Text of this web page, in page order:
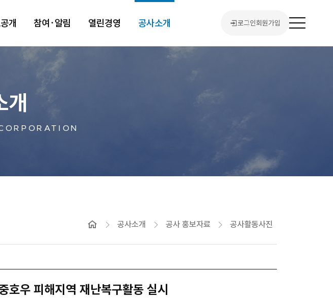
개 참여·알림 열린경영 공사소개 로그인회원가입
전
메
개
공사소개 공사 홍보자료 공사활동사진
호우 피해지역 재난복구활동 실시